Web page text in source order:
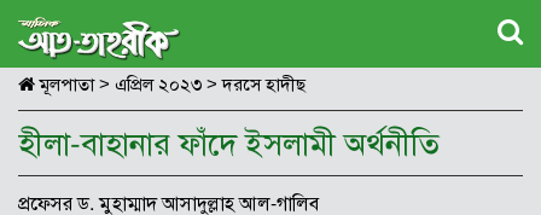
মূলপাতা> এপ্রিল ২০২৩ > দরসে হাদীছ
হীলা-বাহানার ফাঁদে ইসলামী অর্থনীতি
প্রফেসর ড. মুহাম্মাদ আসাদুল্লাহ আল-গালিব